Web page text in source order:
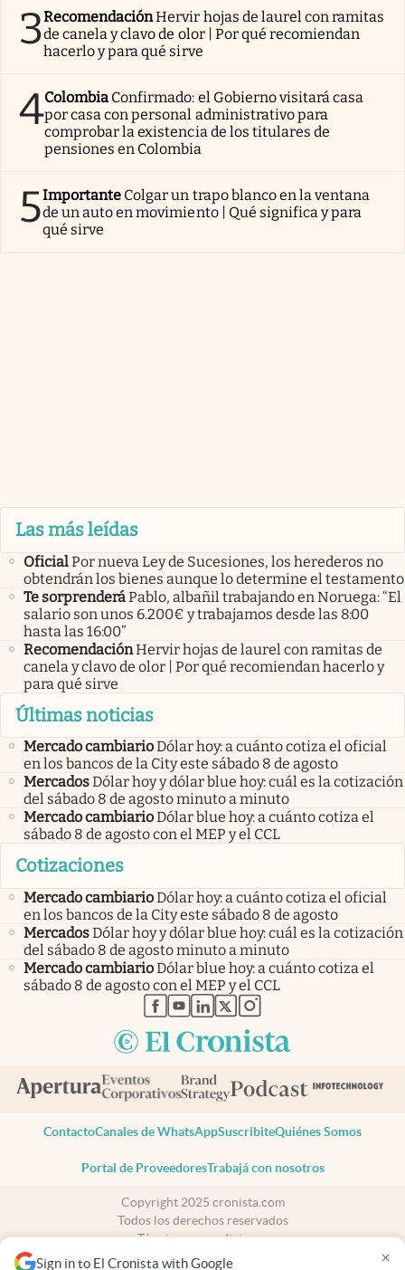
Sign in to El Cronista with Google ×
3RecomendaciónHervir hojas de laurel con ramitas
de canela y clavo de olor | Por qué recomiendan
hacerlo y para qué sirve
4Colombia Confirmado: el Gobierno visitará casa
por casa con personal administrativo para
comprobar la existencia de los titulares de
pensiones en Colombia
5Importante Colgar un trapo blanco en la ventana
de un auto en movimiento | Qué significa y para
qué sirve
Las más leídas
OficialPor nueva Ley de Sucesiones, los herederos no
obtendrán los bienes aunque lo determine el testamento
Te sorprenderáPablo, albañil trabajando en Noruega: “El
salario son unos 6.200€ y trabajamos desde las 8:00
hasta las 16:00”
RecomendaciónHervir hojas de laurel con ramitas de
canela y clavo de olor | Por qué recomiendan hacerlo y
para qué sirve
Últimas noticias
Mercado cambiarioDólar hoy: a cuánto cotiza el oficial
en los bancos de la City este sábado 8 de agosto
MercadosDólar hoy y dólar blue hoy: cuál es la cotización
del sábado 8 de agosto minuto a minuto
Mercado cambiarioDólar blue hoy: a cuánto cotiza el
sábado 8 de agosto con el MEP y el CCL
Cotizaciones
Mercado cambiarioDólar hoy: a cuánto cotiza el oficial
en los bancos de la City este sábado 8 de agosto
MercadosDólar hoy y dólar blue hoy: cuál es la cotización
del sábado 8 de agosto minuto a minuto
Mercado cambiarioDólar blue hoy: a cuánto cotiza el
sábado 8 de agosto con el MEP y el CCL
abre en nueva pestaña
abre en nueva pestaña
abre en nueva pestaña
abre en nueva pestaña
abre en nueva pestaña
ContactoCanales de WhatsAppSuscribiteQuiénes Somos
Portal de ProveedoresTrabajá con nosotros
Copyright 2025 cronista.com
Todos los derechos reservados
Términos y condiciones
Privacidad